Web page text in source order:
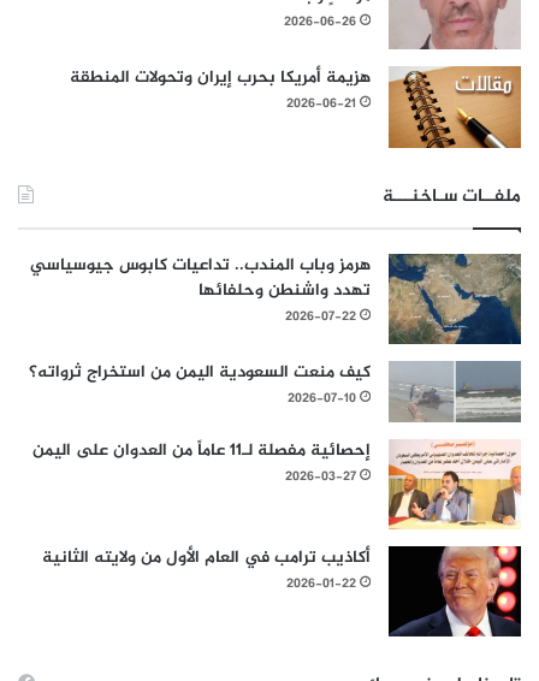
2026-06-26
هزيمة أمريكا بحرب إيران وتحولات المنطقة
2026-06-21
ملفــات سـاخنـــة
هرمز وباب المندب.. تداعيات كابوس جيوسياسي
تهدد واشنطن وحلفائها
2026-07-22
كيف منعت السعودية اليمن من استخراج ثرواته؟
2026-07-10
إحصائية مفصلة لـ11 عاماً من العدوان على اليمن
2026-03-27
أكاذيب ترامب في العام الأول من ولايته الثانية
2026-01-22